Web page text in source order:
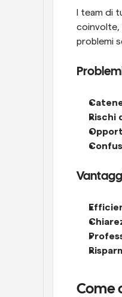
I team di
coinvolte,
problemi
Rischi
Come